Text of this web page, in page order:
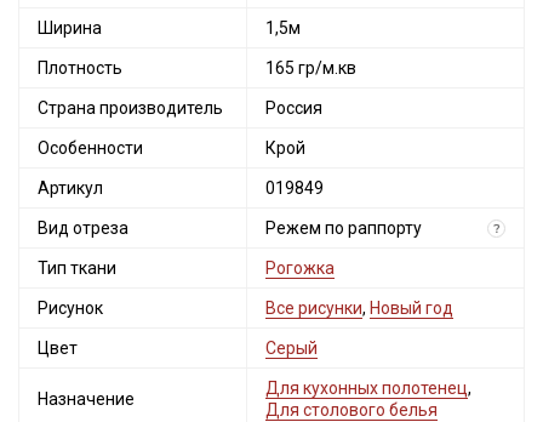
Ширина 1,5м
Плотность 165 гр/м.кв
Страна производитель Россия
Особенности Крой
Артикул 019849
Вид отреза Режем по раппорту ?
Тип ткани Рогожка
Рисунок Все рисунки, Новый год
Цвет Серый
Назначение
Для кухонных полотенец,
Для столового белья